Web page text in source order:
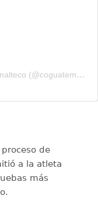
A post shared by Comité Olímpico Guatemalteco (@coguatemalteco)
de
a la atleta
más